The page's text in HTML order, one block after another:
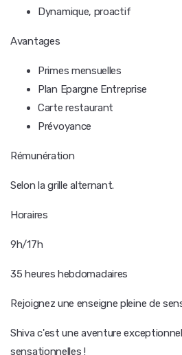
Dynamique, proactif
Avantages
Primes mensuelles
Plan Epargne Entreprise
Carte restaurant
Prévoyance
Rémunération
Selon la grille alternant.
Horaires
9h/17h
35 heures hebdomadaires
Rejoignez une enseigne pleine de
Shiva c'est une aventure
sensationnelles !